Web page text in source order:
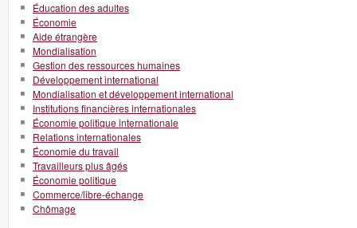
Éducation des adultes
Économie
Aide étrangère
Mondialisation
Gestion des ressources humaines
Développement international
Mondialisation et développement international
Institutions financières internationales
Économie politique internationale
Relations internationales
Économie du travail
Travailleurs plus âgés
Économie politique
Commerce/libre-échange
Chômage